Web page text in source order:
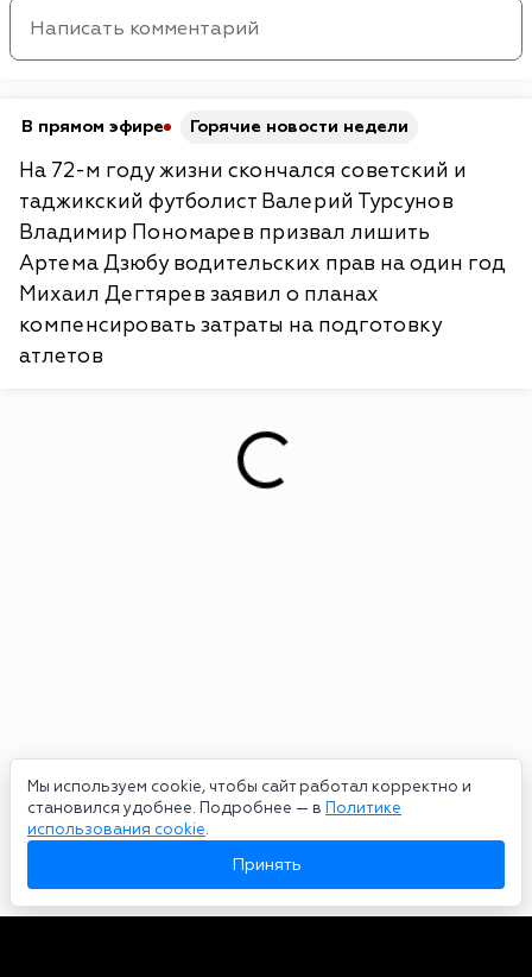
Мы используем cookie, чтобы сайт работал корректно и
становился удобнее. Подробнее — в Политике
использования cookie.
Принять
В прямом эфире Горячие новости недели
На 72-м году жизни скончался советский и
таджикский футболист Валерий Турсунов
Владимир Пономарев призвал лишить
Артема Дзюбу водительских прав на один год
Михаил Дегтярев заявил о планах
компенсировать затраты на подготовку
атлетов